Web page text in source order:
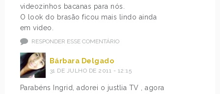
videozinhos bacanas para nós.
O look do brasão ficou mais lindo ainda
em video.
RESPONDER ESSE COMENTÁRIO
Bárbara Delgado
31 DE JULHO DE 2011 - 12:15
Parabéns Ingrid, adorei o justlia TV , agora